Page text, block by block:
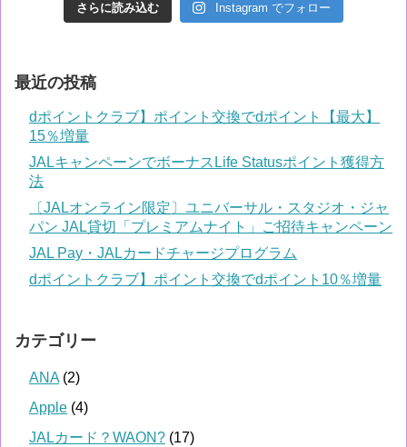
さらに読み込む Instagram でフォロー
最近の投稿
dポイントクラブ】ポイント交換でdポイント【最大】
15％増量
JALキャンペーンでボーナスLife Statusポイント獲得方
法
〔JALオンライン限定〕ユニバーサル・スタジオ・ジャ
パン JAL貸切「プレミアムナイト」ご招待キャンペーン
JAL Pay・JALカードチャージプログラム
dポイントクラブ】ポイント交換でdポイント10％増量
カテゴリー
ANA (2)
Apple (4)
JALカード？WAON? (17)